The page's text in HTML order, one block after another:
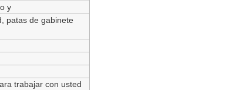
y
patas de gabinete
trabajar con usted